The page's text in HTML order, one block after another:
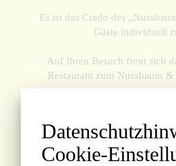
Es ist das Credo des
Gäste individuell
Auf Ihren Besuch freut sich
Restaurant zum Nussbaum
Cookie-